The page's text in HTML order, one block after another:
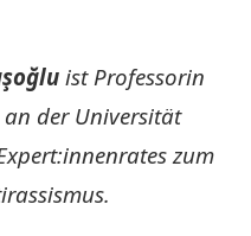
ist Professorin
der Universität
zum